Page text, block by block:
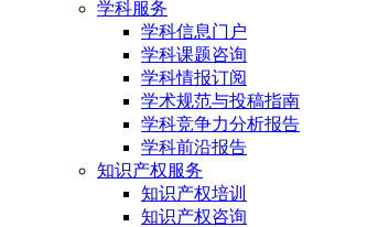
学科服务
学科信息门户
学科课题咨询
学科情报订阅
学术规范与投稿指南
学科竞争力分析报告
学科前沿报告
知识产权服务
知识产权培训
知识产权咨询